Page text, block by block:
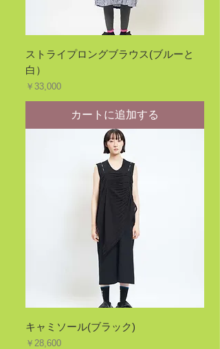
ストライプロングブラウス(ブルーと
白）
価格
￥33,000
カートに追加する
キャミソール(ブラック)
価格
￥28,600